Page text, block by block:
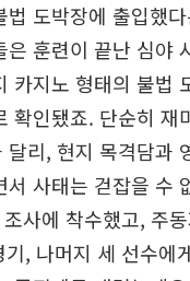
법 도박장에 출입했
은 훈련이 끝난 심야
카지노 형태의 불법
확인됐죠. 단순히 재
달리, 현지 목격담과
서 사태는 걷잡을 수
사에 착수했고, 주
, 나머지 세 선수에